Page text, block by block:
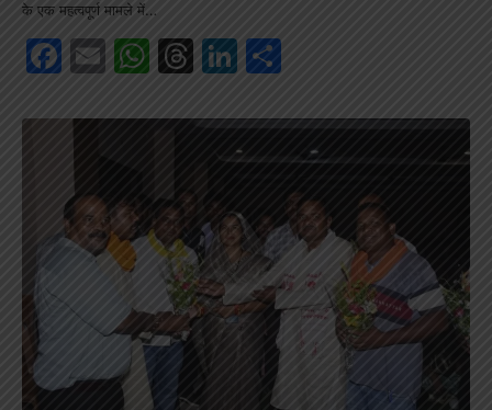
के एक महत्वपूर्ण मामले में…
Facebook
EmailWhatsApp
Threads
LinkedIn